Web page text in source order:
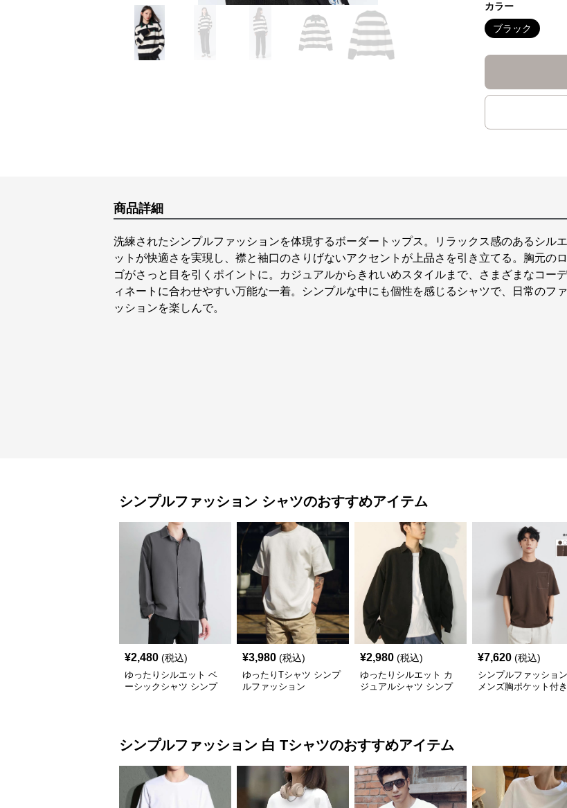
カラー
ブラック
商品詳細
洗練されたシンプルファッションを体現するボーダートップス。リラックス感のあるシルエ
ットが快適さを実現し、襟と袖口のさりげないアクセントが上品さを引き立てる。胸元のロ
ゴがさっと目を引くポイントに。カジュアルからきれいめスタイルまで、さまざまなコーデ
ィネートに合わせやすい万能な一着。シンプルな中にも個性を感じるシャツで、日常のファ
ッションを楽しんで。
シンプルファッション シャツのおすすめアイテム
¥2,480 (税込)
ゆったりシルエット ベ
ーシックシャツ シンプ
¥3,980 (税込)
ゆったりTシャツ シンプ
ルファッション
¥2,980 (税込)
ゆったりシルエット カ
ジュアルシャツ シンプ
¥7,620 (税込)
シンプルファッション
メンズ胸ポケット付
シンプルファッション 白 Tシャツのおすすめアイテム